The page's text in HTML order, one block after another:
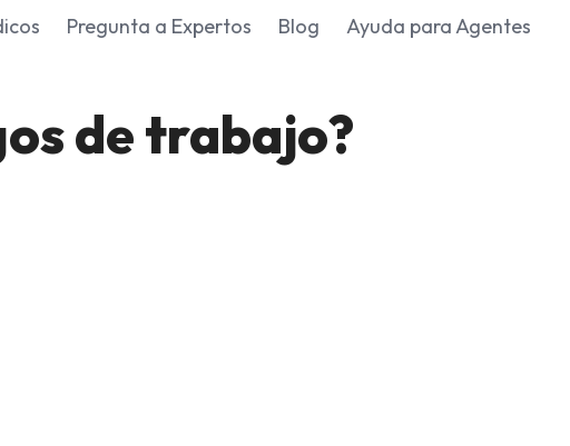
Pregunta a Expertos Blog Ayuda para Agentes
de trabajo?